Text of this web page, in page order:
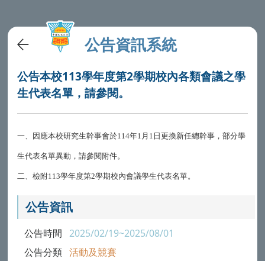
公告資訊系統
公告本校113學年度第2學期校內各類會議之學
生代表名單，請參閱。
一、因應本校研究生幹事會於114年1月1日更換新任總幹事，部分學
生代表名單異動，請參閱附件。
二、檢附113學年度第2學期校內會議學生代表名單。
公告資訊
公告時間 2025/02/19~2025/08/01
公告分類 活動及競賽